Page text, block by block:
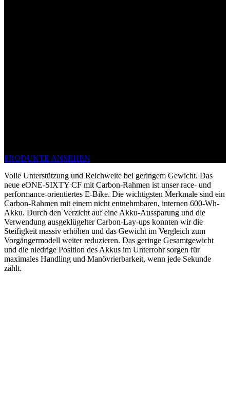
PRODUKTE ANSEHEN
Volle Unterstützung und Reichweite bei geringem Gewicht. Das
neue eONE-SIXTY CF mit Carbon-Rahmen ist unser race- und
performance-orientiertes E-Bike. Die wichtigsten Merkmale sind ein
Carbon-Rahmen mit einem nicht entnehmbaren, internen 600-Wh-
Akku. Durch den Verzicht auf eine Akku-Aussparung und die
Verwendung ausgeklügelter Carbon-Lay-ups konnten wir die
Steifigkeit massiv erhöhen und das Gewicht im Vergleich zum
Vorgängermodell weiter reduzieren. Das geringe Gesamtgewicht
und die niedrige Position des Akkus im Unterrohr sorgen für
maximales Handling und Manövrierbarkeit, wenn jede Sekunde
zählt.